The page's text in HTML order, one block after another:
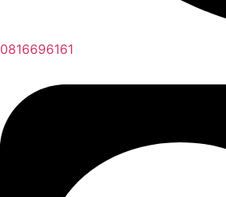
0816696161